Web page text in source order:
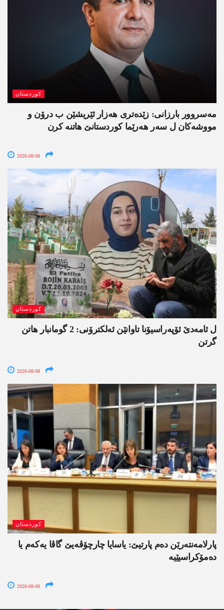
کوردستان
مەسروور بارزانی: زێدەتری ھەزار ئێریشێن ب درۆن و
مووشەکان ل سەر ھەرێما کوردستانێ ھاتنە کرن
2026-08-08
کوردستان
ل ئامەدێ ئۆپەراسیۆنا تاوانێن ئەلکترۆنی: 2 گومانبار ھاتن
گرتن
2026-08-08
کوردستان
پارلامەنتەرێن دەم پارتیێ: یاسایا چارچۆڤەیێ گاڤا یەکەم یا
دەمۆکراسیێیە
2026-08-08